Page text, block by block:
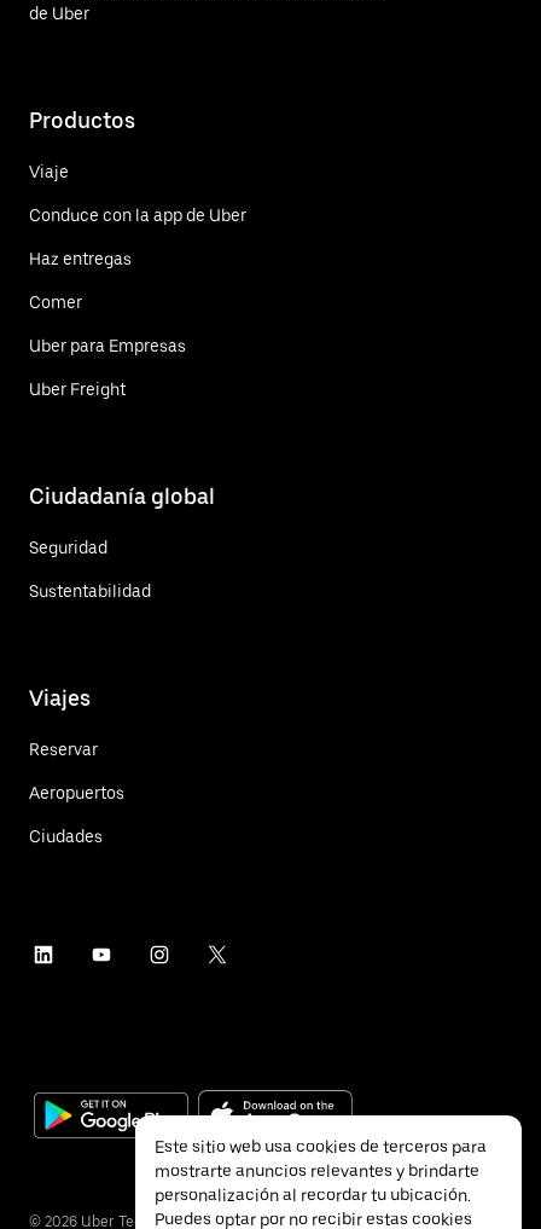
de Uber
Productos
Viaje
Conduce con la app de Uber
Haz entregas
Comer
Uber para Empresas
Uber Freight
Ciudadanía global
Seguridad
Sustentabilidad
Viajes
Reservar
Aeropuertos
Ciudades
© 2026 Uber Technologies Inc.
Este sitio web usa cookies de terceros para
mostrarte anuncios relevantes y brindarte
personalización al recordar tu ubicación.
Puedes optar por no recibir estas cookies